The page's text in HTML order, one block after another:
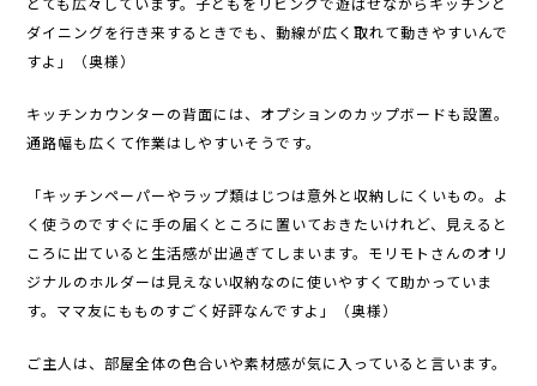
ダイニングを行き来するときでも、動線が広く取れて動きやすいんで
すよ」（奥様）
キッチンカウンターの背面には、オプションのカップボードも設置。
通路幅も広くて作業はしやすいそうです。
「キッチンペーパーやラップ類はじつは意外と収納しにくいもの。よ
く使うのですぐに手の届くところに置いておきたいけれど、見えると
ころに出ていると生活感が出過ぎてしまいます。モリモトさんのオリ
ジナルのホルダーは見えない収納なのに使いやすくて助かっていま
す。ママ友にもものすごく好評なんですよ」（奥様）
ご主人は、部屋全体の色合いや素材感が気に入っていると言います。